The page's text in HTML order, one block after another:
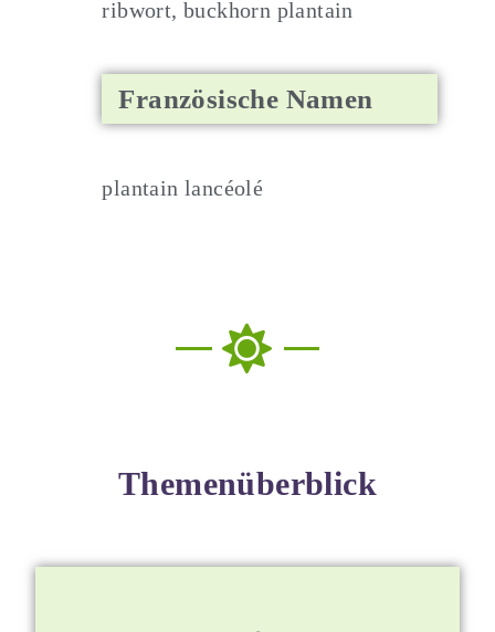
ribwort, buckhorn plantain
Französische Namen
plantain lancéolé
Themenüberblick